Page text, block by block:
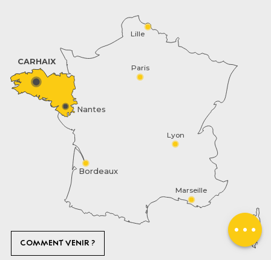
Disponibilités
email
Paris
Marseille
Lyon
Lille
Bordeaux
Nantes
CARHAIX
COMMENT VENIR ?